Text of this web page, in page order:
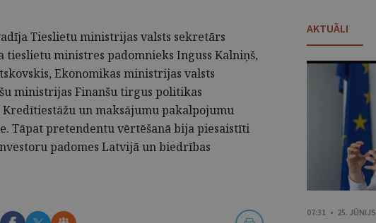
Tieslietu ministrijas valsts sekretārs
tieslietu ministres padomnieks Inguss Kalniņš,
Ekonomikas ministrijas valsts
ministrijas Finanšu tirgus politikas
un maksājumu pakalpojumu
Tāpat pretendentu vērtēšanā bija piesaistīti
padomes Latvijā un biedrības
AKTUĀLI
07:31 • 25. JŪNIJS